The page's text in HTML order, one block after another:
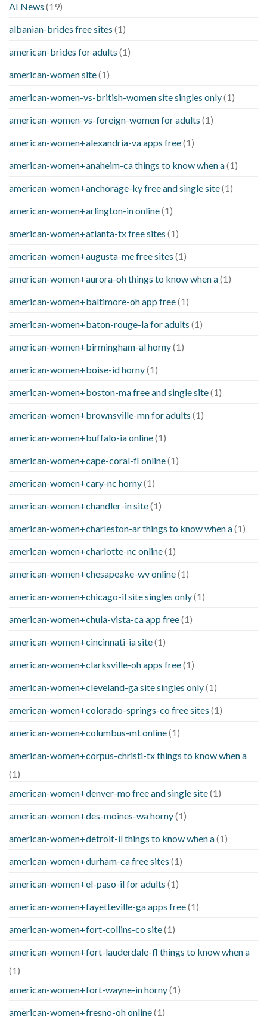
AI News (19)
albanian-brides free sites (1)
american-brides for adults (1)
american-women site(1)
american-women-vs-british-women site singles only(1)
american-women-vs-foreign-women for adults (1)
american-women+alexandria-va apps free(1)
american-women+anaheim-ca things to know when a(1)
american-women+anchorage-ky free and single site(1)
american-women+arlington-in online(1)
american-women+atlanta-tx free sites (1)
american-women+augusta-me free sites (1)
american-women+aurora-oh things to know when a(1)
american-women+baltimore-oh app free(1)
american-women+baton-rouge-la for adults (1)
american-women+birmingham-al horny(1)
american-women+boise-id horny(1)
american-women+boston-ma free and single site(1)
american-women+brownsville-mn for adults (1)
american-women+buffalo-ia online(1)
american-women+cape-coral-fl online(1)
american-women+cary-nc horny(1)
american-women+chandler-in site(1)
american-women+charleston-ar things to know when a(1)
american-women+charlotte-nc online(1)
american-women+chesapeake-wv online(1)
american-women+chicago-il site singles only(1)
american-women+chula-vista-ca app free(1)
american-women+cincinnati-ia site(1)
american-women+clarksville-oh apps free(1)
american-women+cleveland-ga site singles only(1)
american-women+colorado-springs-co free sites (1)
american-women+columbus-mt online(1)
american-women+corpus-christi-tx things to know when a
(1)
american-women+denver-mo free and single site(1)
american-women+des-moines-wa horny(1)
american-women+detroit-il things to know when a(1)
american-women+durham-ca free sites (1)
american-women+el-paso-il for adults (1)
american-women+fayetteville-ga apps free(1)
american-women+fort-collins-co site(1)
american-women+fort-lauderdale-fl things to know when a
(1)
american-women+fort-wayne-in horny(1)
american-women+fresno-oh online(1)